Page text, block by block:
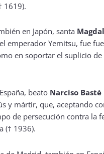
1619).
en Japón, santa
emperador Yemitsu, fue
en soportar el suplicio
beato Narciso Basté
y mártir, que, aceptando
de persecución contra la
(† 1936).